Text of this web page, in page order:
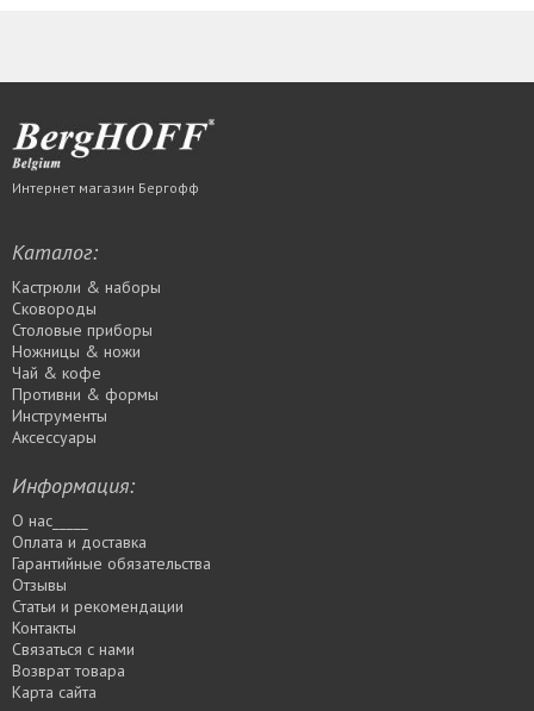
Интернет магазин Бергофф
Каталог:
Кастрюли & наборы
Сковороды
Столовые приборы
Ножницы & ножи
Чай & кофе
Противни & формы
Инструменты
Аксессуары
Информация:
О нас_____
Оплата и доставка
Гарантийные обязательства
Отзывы
Статьи и рекомендации
Контакты
Связаться с нами
Возврат товара
Карта сайта